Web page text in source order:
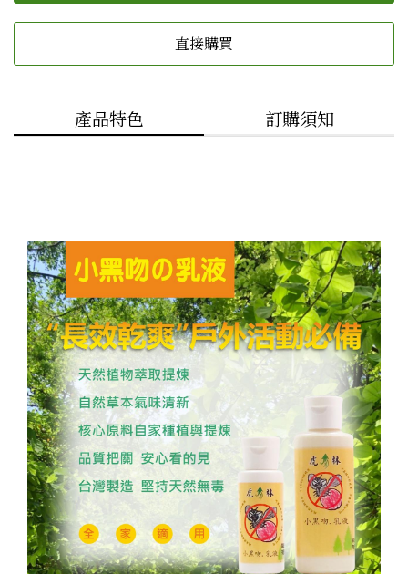
直接購買
產品特色 訂購須知